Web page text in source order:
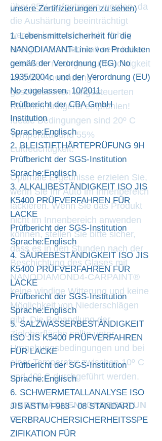
über 85% aufgetragen werden, da
die Aushärtung beeinträchtigt
werden kann oder nicht richtig
erfolgt. In Ländern mit sehr hoher
oder sehr niedriger Luftfeuchtigkeit
wird die Anwendung in
geschlossenen luftgesteuerten
Räumen dringend empfohlen!
Ideale Bedingungen sind 20º C
Temperatur und 55%
Luftfeuchtigkeit.
Optimale Ergebnisse erzielen Sie,
wenn Sie Ihr Auto im Innenbereich
lackieren. Wenn Sie das Produkt
nicht im Innenbereich anwenden
können, stellen Sie bitte sicher,
dass es in den Stunden nach der
Beschichtung des Glases mit
NANODIAMOND4-CARPAINT®
keine windige Witterung und keine
Möglichkeit von Niederschlägen
gibt. Die Behandlung der
Zieloberfläche sollte unter
Umgebungsbedingungen und bei
einer Temperatur zwischen 10º C
und 40º C durchgeführt werden.
OBERFLÄCHENVORBEREITUN
G
unsere Zertifizierungen zu sehen)
1. Lebensmittelsicherheit für die
NANODIAMANT-Linie von Produkten
gemäß der Verordnung (EG) Νο
1935/2004c und der Verordnung (EU)
Νο zugelassen. 10/2011
Prüfbericht der CBA GmbH
Institution
Sprache:Englisch
2. BLEISTIFTHÄRTEPRÜFUNG 9H
Prüfbericht der SGS-Institution
Sprache:Englisch
3. ALKALIBESTÄNDIGKEIT ISO JIS
K5400 PRÜFVERFAHREN FÜR
LACKE
Prüfbericht der SGS-Institution
Sprache:Englisch
4. SÄUREBESTÄNDIGKEIT ISO JIS
K5400 PRÜFVERFAHREN FÜR
LACKE
Prüfbericht der SGS-Institution
Sprache:Englisch
5. SALZWASSERBESTÄNDIGKEIT
ISO JIS K5400 PRÜFVERFAHREN
FÜR LACKE
Prüfbericht der SGS-Institution
Sprache:Englisch
6. SCHWERMETALLANALYSE ISO
JIS ASTM F963 - 08 STANDARD
VERBRAUCHERSICHERHEITSSPE
ZIFIKATION FÜR